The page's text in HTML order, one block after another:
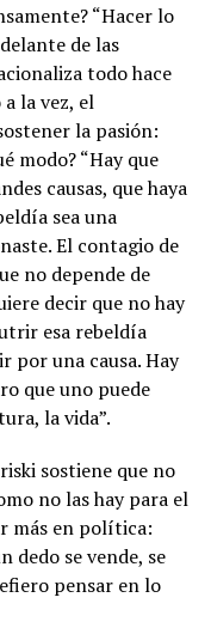
“Hacer lo
de las
todo hace
la vez, el
la pasión:
modo? “Hay que
causas, que haya
sea una
El contagio de
no depende de
decir que no hay
esa rebeldía
por una causa. Hay
que uno puede
la vida”.
sostiene que no
no las hay para el
más en política:
dedo se vende, se
pensar en lo